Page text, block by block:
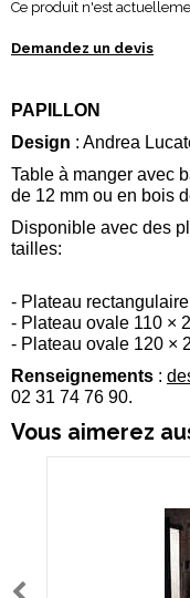
Ce produit n'est
Demandez un devis
PAPILLON
Design : Andrea
Table à manger avec
de 12 mm ou en bois
Disponible avec des
tailles:
- Plateau
- Plateau ovale 110 ×
- Plateau ovale 120 ×
Renseignements :
02 31 74 76 90.
Vous aimerez